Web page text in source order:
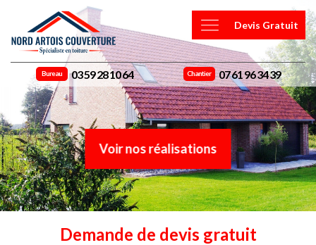
Devis Gratuit
Bureau 03 59 28 10 64 Chantier 07 61 96 34 39
Voir nos réalisations
Demande de devis gratuit